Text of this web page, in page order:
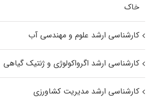
خاک
کارشناسی ارشد علوم و مهندسی آب
کارشناسی ارشد اگرواکولوژی و ژنتیک گیاهی
کارشناسی ارشد مدیریت کشاورزی